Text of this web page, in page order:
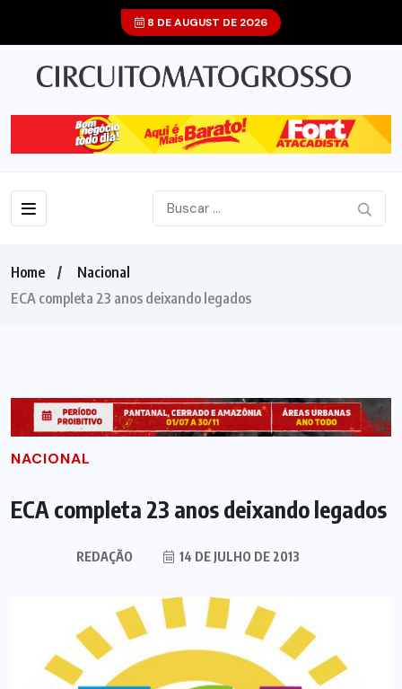
8 DE AUGUST DE 2026
Home
Nacional
ECA completa 23 anos deixando legados
NACIONAL
ECA completa 23 anos deixando legados
REDAÇÃO 14 DE JULHO DE 2013